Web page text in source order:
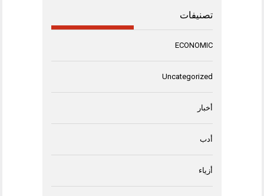
تصنيفات
ECONOMIC
Uncategorized
أخبار
أدب
أزياء